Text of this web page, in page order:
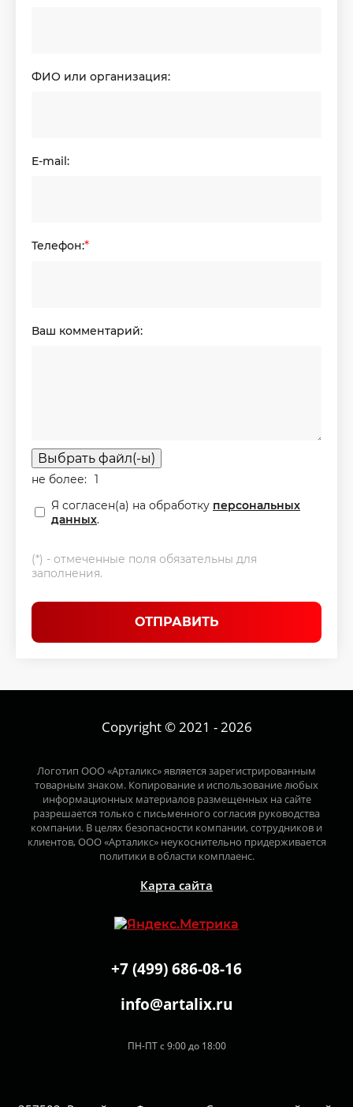
ФИО или организация:
E-mail:
Телефон:*
Ваш комментарий:
Выбрать файл(-ы)
не более:
1
Я согласен(а) на обработку персональных
данных.
(*) - отмеченные поля обязательны для
заполнения.
ОТПРАВИТЬ
Copyright © 2021 - 2026
Логотип ООО «Арталикс» является зарегистрированным
товарным знаком. Копирование и использование любых
информационных материалов размещенных на сайте
разрешается только с письменного согласия руководства
компании. В целях безопасности компании, сотрудников и
клиентов, ООО «Арталикс» неукоснительно придерживается
политики в области комплаенс.
Карта сайта
+7 (499) 686-08-16
info@artalix.ru
ПН-ПТ с 9:00 до 18:00